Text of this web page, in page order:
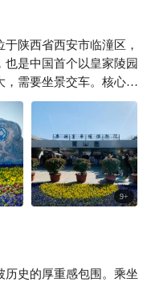
陕西省西安市临潼区，
是中国首个以皇家陵园
，需要坐景交车。核心景
及众多陪葬坑。历史文化
一去。
9+
历史的厚重感包围。乘坐